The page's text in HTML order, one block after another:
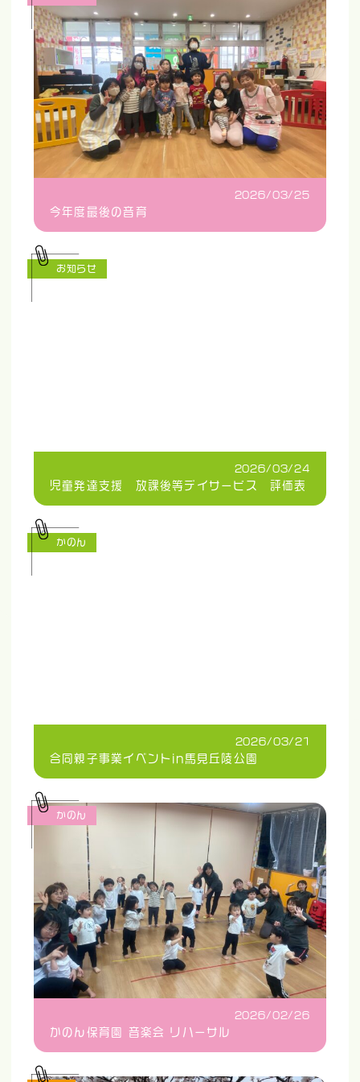
2026/03/25
今年度最後の音育
2026/03/24
児童発達支援 放課後等デイサービス 評価表
お知らせ
2026/03/21
合同親子事業イベントin馬見丘陵公園
かのん
2026/02/26
かのん保育園 音楽会 リハーサル
かのん